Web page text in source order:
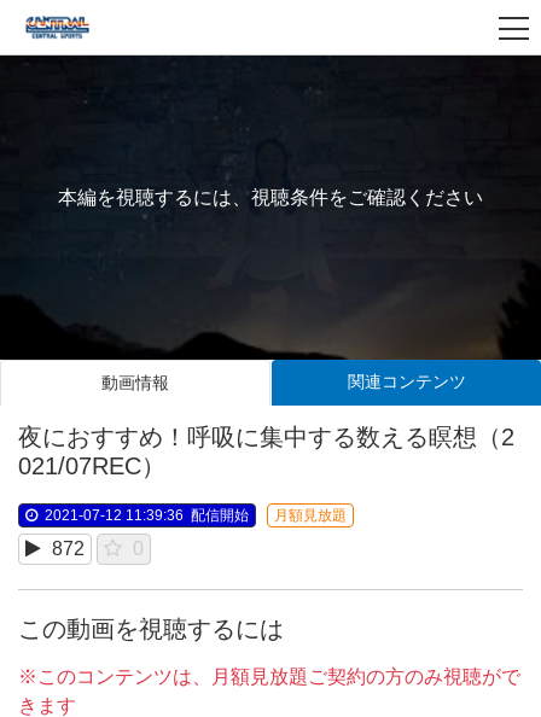
本編を視聴するには、視聴条件をご確認ください
動画情報 関連コンテンツ
夜におすすめ！呼吸に集中する数える瞑想（2
021/07REC）
2021-07-12 11:39:36 配信開始 月額見放題
872 0
この動画を視聴するには
※このコンテンツは、月額見放題ご契約の方のみ視聴がで
きます